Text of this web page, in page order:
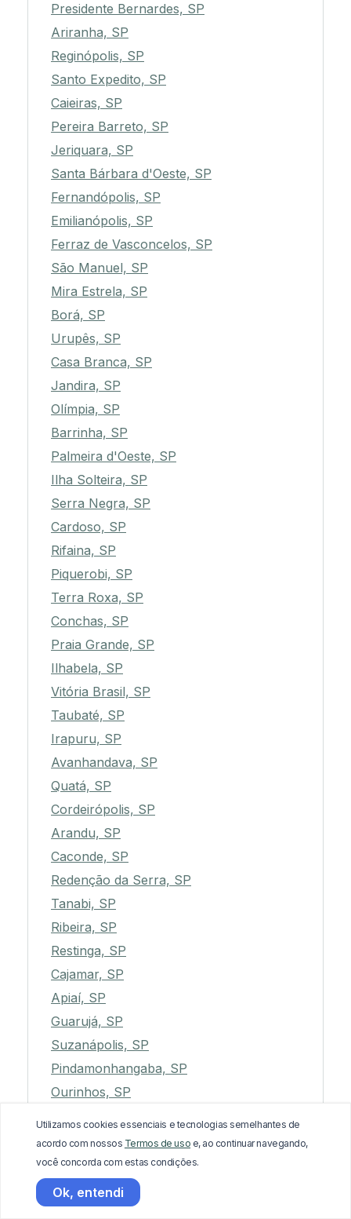
Presidente Bernardes, SP
Ariranha, SP
Reginópolis, SP
Santo Expedito, SP
Caieiras, SP
Pereira Barreto, SP
Jeriquara, SP
Santa Bárbara d'Oeste, SP
Fernandópolis, SP
Emilianópolis, SP
Ferraz de Vasconcelos, SP
São Manuel, SP
Mira Estrela, SP
Borá, SP
Urupês, SP
Casa Branca, SP
Jandira, SP
Olímpia, SP
Barrinha, SP
Palmeira d'Oeste, SP
Ilha Solteira, SP
Serra Negra, SP
Cardoso, SP
Rifaina, SP
Piquerobi, SP
Terra Roxa, SP
Conchas, SP
Praia Grande, SP
Ilhabela, SP
Vitória Brasil, SP
Taubaté, SP
Irapuru, SP
Avanhandava, SP
Quatá, SP
Cordeirópolis, SP
Arandu, SP
Caconde, SP
Redenção da Serra, SP
Tanabi, SP
Ribeira, SP
Restinga, SP
Cajamar, SP
Apiaí, SP
Guarujá, SP
Suzanápolis, SP
Pindamonhangaba, SP
Ourinhos, SP
Adolfo, SP
Sarapuí, SP
Anhumas, SP
Álvaro de Carvalho, SP
Utilizamos cookies essenciais e tecnologias semelhantes de
acordo com nossos Termos de uso e, ao continuar navegando,
você concorda com estas condições.
Ok, entendi